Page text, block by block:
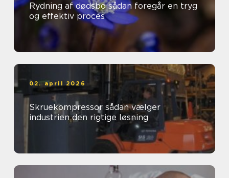
Rydning af dødsbo sådan foregår en tryg
og effektiv proces
02. april 2026
Skruekompressor sådan vælger
industrien den rigtige løsning